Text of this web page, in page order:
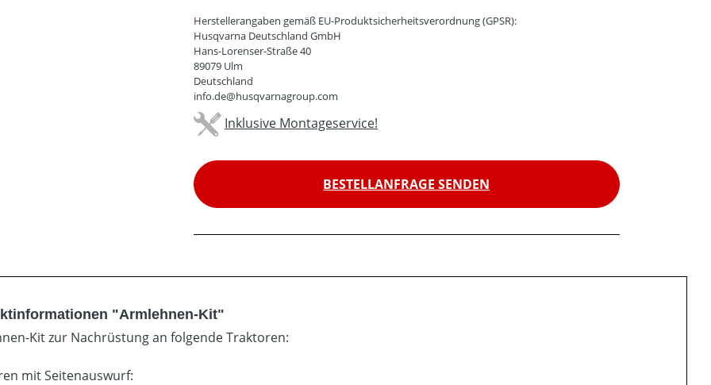
Herstellerangaben gemäß EU-Produktsicherheitsverordnung (GPSR):
Husqvarna Deutschland GmbH
Hans-Lorenser-Straße 40
89079 Ulm
Deutschland
info.de@husqvarnagroup.com
Inklusive Montageservice!
BESTELLANFRAGE SENDEN
"Armlehnen-Kit"
Kit zur Nachrüstung an folgende Traktoren:
mit Seitenauswurf: